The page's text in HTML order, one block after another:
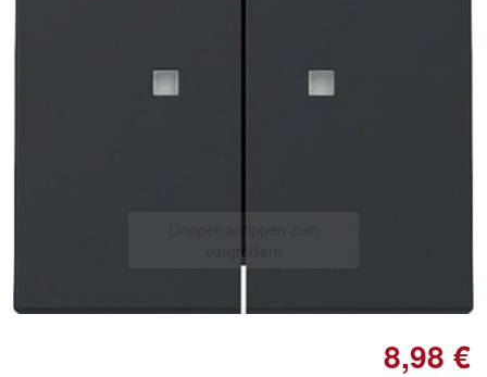
vergrößern
8,98 €